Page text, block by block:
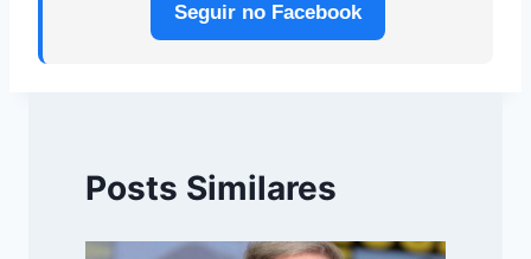
Seguir no Facebook
Posts Similares